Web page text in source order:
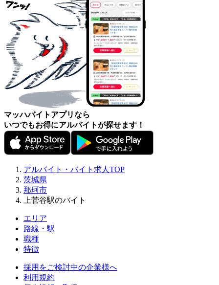
マッハバイトアプリなら
いつでもお得にアルバイトが探せます！
アルバイト・バイト求人TOP
茨城県
那珂市
上菅谷駅のバイト
エリア
路線・駅
職種
特徴
採用をご検討中の企業様へ
利用規約